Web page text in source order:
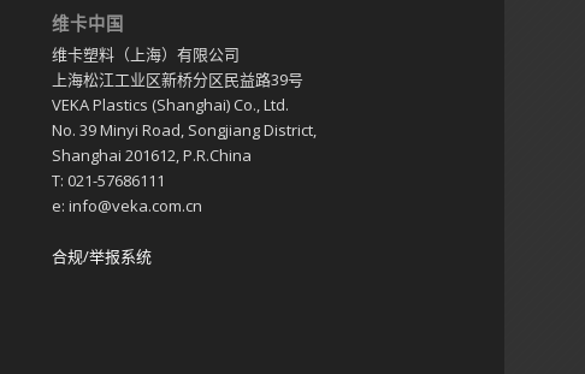
维卡中国
维卡塑料（上海）有限公司
上海松江工业区新桥分区民益路39号
VEKA Plastics (Shanghai) Co., Ltd.
No. 39 Minyi Road, Songjiang District,
Shanghai 201612, P.R.China
T: 021-57686111
e: info@veka.com.cn
合规/举报系统